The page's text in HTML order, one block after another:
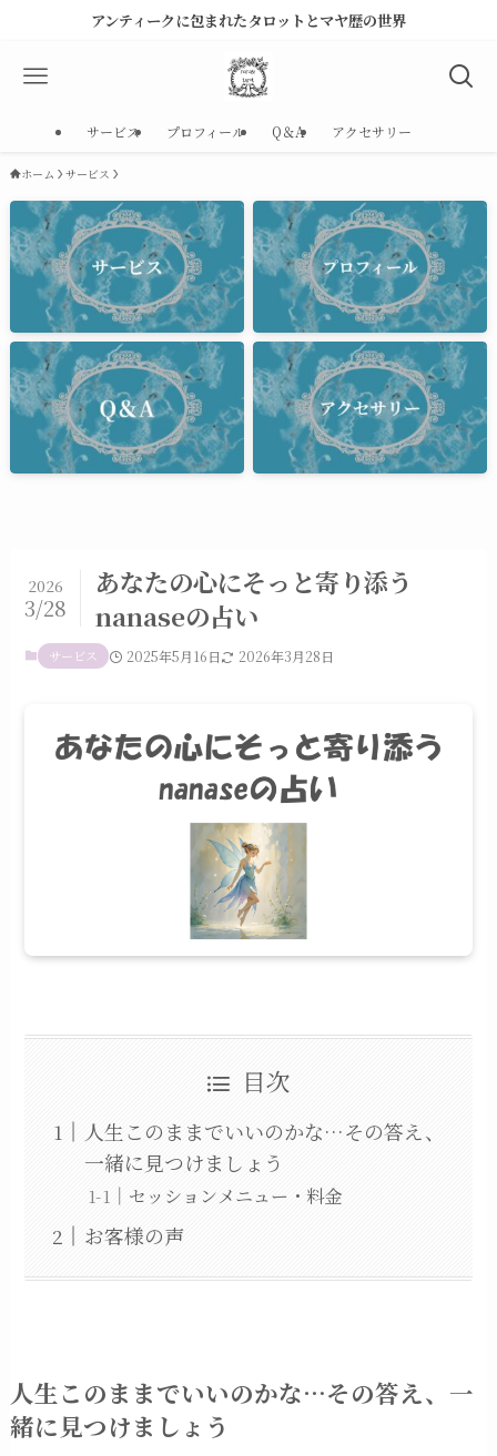
アンティークに包まれたタロットとマヤ歴の世界
サービス プロフィール Q＆A アクセサリー
ホーム サービス
あなたの心にそっと寄り添う
nanaseの占い
2026
3/28
サービス 2025年5月16日 2026年3月28日
目次
人生このままでいいのかな…その答え、
一緒に見つけましょう
セッションメニュー・料金
お客様の声
人生このままでいいのかな…その答え、一
緒に見つけましょう